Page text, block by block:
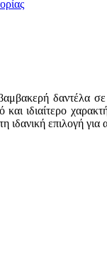
δαντέλα
και ιδιαίτερο
ιδανική επιλογή